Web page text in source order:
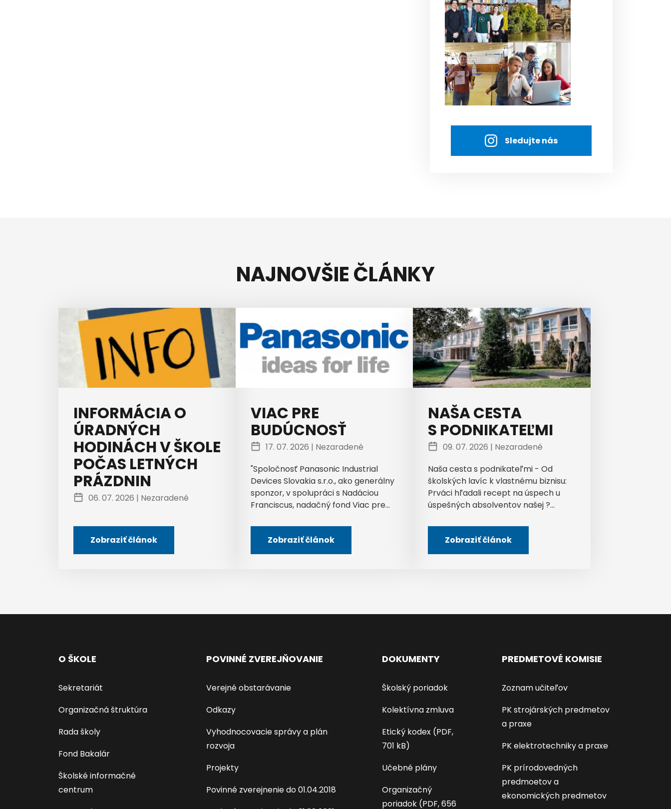
Sledujte nás
NAJNOVŠIE ČLÁNKY
INFORMÁCIA O
ÚRADNÝCH
HODINÁCH V ŠKOLE
POČAS LETNÝCH
PRÁZDNIN
06. 07. 2026 | Nezaradené
Zobraziť článok
VIAC PRE
BUDÚCNOSŤ
17. 07. 2026 | Nezaradené
"Spoločnosť Panasonic Industrial
Devices Slovakia s.r.o., ako generálny
sponzor, v spolupráci s Nadáciou
Franciscus, nadačný fond Viac pre...
Zobraziť článok
NAŠA CESTA
S PODNIKATEĽMI
09. 07. 2026 | Nezaradené
Naša cesta s podnikateľmi - Od
školských lavíc k vlastnému biznisu:
Prváci hľadali recept na úspech u
úspešných absolventov našej ?...
Zobraziť článok
O ŠKOLE
Sekretariát
Organizačná štruktúra
Rada školy
Fond Bakalár
Školské informačné
centrum
POVINNÉ ZVEREJŇOVANIE
Verejné obstarávanie
Odkazy
Vyhodnocovacie správy a plán
rozvoja
Projekty
Povinné zverejnenie do 01.04.2018
DOKUMENTY
Školský poriadok
Kolektívna zmluva
Etický kodex (PDF,
701 kB)
Učebné plány
Organizačný
poriadok (PDF, 656
PREDMETOVÉ KOMISIE
Zoznam učiteľov
PK strojárských predmetov
a praxe
PK elektrotechniky a praxe
PK prírodovedných
predmoetov a
ekonomických predmetov